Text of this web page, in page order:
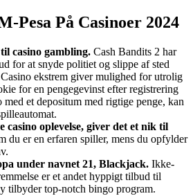
Pesa På Casinoer 2024
casino gambling. Cash Bandits 2 har
for at snyde politiet og slippe af sted
ekstrem giver mulighed for utrolig
for en pengegevinst efter registrering
med et depositum med rigtige penge, kan
casino oplevelse, giver det et nik til
du er en erfaren spiller, mens du opfylder
under navnet 21, Blackjack. Ikke-
er et andet hyppigt tilbud til
tilbyder top-notch bingo program.